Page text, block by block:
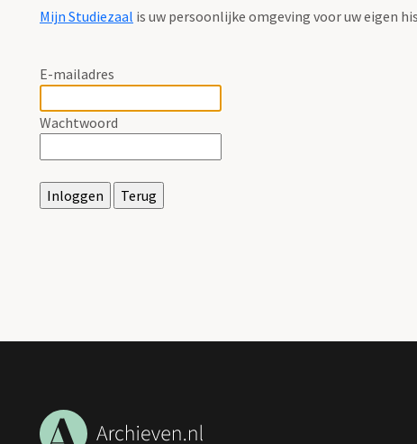
Mijn Studiezaal is uw persoonlijke omgeving voor uw eigen
E-mailadres
Wachtwoord